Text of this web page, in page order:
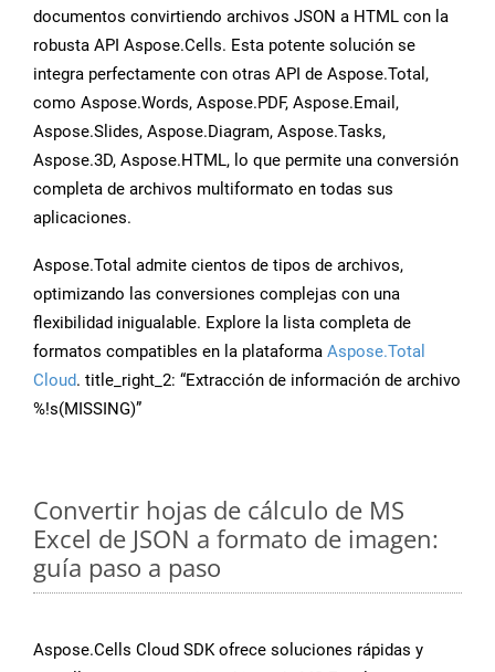
documentos convirtiendo archivos JSON a HTML con la
robusta API Aspose.Cells. Esta potente solución se
integra perfectamente con otras API de Aspose.Total,
como Aspose.Words, Aspose.PDF, Aspose.Email,
Aspose.Slides, Aspose.Diagram, Aspose.Tasks,
Aspose.3D, Aspose.HTML, lo que permite una conversión
completa de archivos multiformato en todas sus
aplicaciones.
Aspose.Total admite cientos de tipos de archivos,
optimizando las conversiones complejas con una
flexibilidad inigualable. Explore la lista completa de
formatos compatibles en la plataforma Aspose.Total
Cloud. title_right_2: “Extracción de información de archivo
%!s(MISSING)”
Convertir hojas de cálculo de MS
Excel de JSON a formato de imagen:
guía paso a paso
Aspose.Cells Cloud SDK ofrece soluciones rápidas y